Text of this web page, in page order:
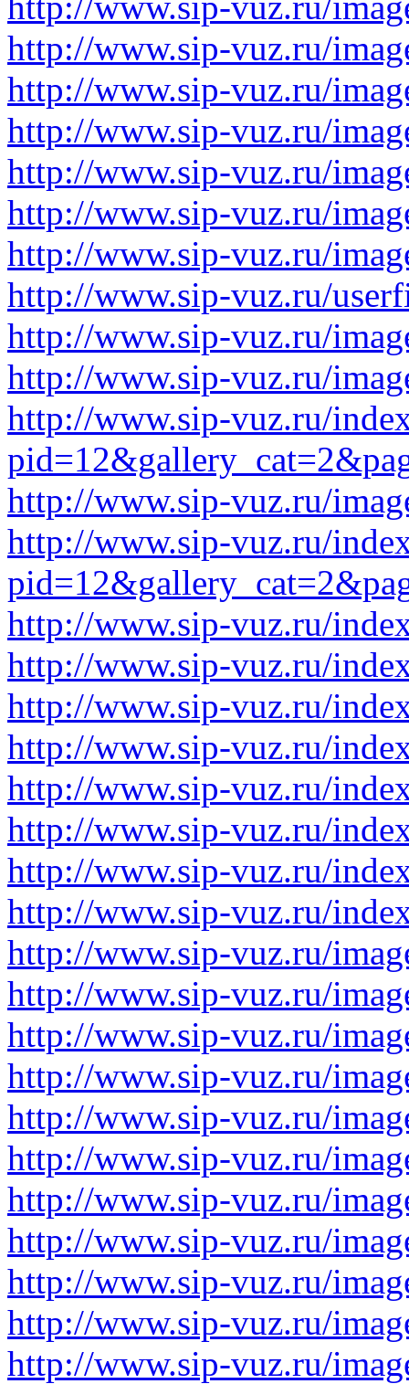
http://www.sip-vuz.ru/
http://www.sip-vuz.ru/
http://www.sip-vuz.ru/
http://www.sip-vuz.ru/
http://www.sip-vuz.ru/
http://www.sip-vuz.ru/
http://www.sip-vuz.ru/
http://www.sip-vuz.ru/
http://www.sip-vuz.ru/
http://www.sip-vuz.ru/
http://www.sip-vuz.ru/
http://www.sip-vuz.ru/
http://www.sip-vuz.ru/
http://www.sip-vuz.ru/
http://www.sip-vuz.ru/
http://www.sip-vuz.ru/
http://www.sip-vuz.ru/
http://www.sip-vuz.ru/
http://www.sip-vuz.ru/
http://www.sip-vuz.ru/
http://www.sip-vuz.ru/
http://www.sip-vuz.ru/
http://www.sip-vuz.ru/
http://www.sip-vuz.ru/
http://www.sip-vuz.ru/
http://www.sip-vuz.ru/
http://www.sip-vuz.ru/
http://www.sip-vuz.ru/
http://www.sip-vuz.ru/
http://www.sip-vuz.ru/
http://www.sip-vuz.ru/